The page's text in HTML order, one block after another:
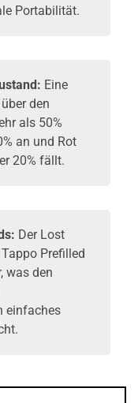
Portabilität.
Eine
den
als 50%
an und Rot
20% fällt.
Der Lost
Prefilled
was den
einfaches